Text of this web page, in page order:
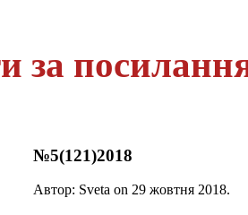
за
№5(121)2018
Автор: Sveta on 29 жовтня 2018.